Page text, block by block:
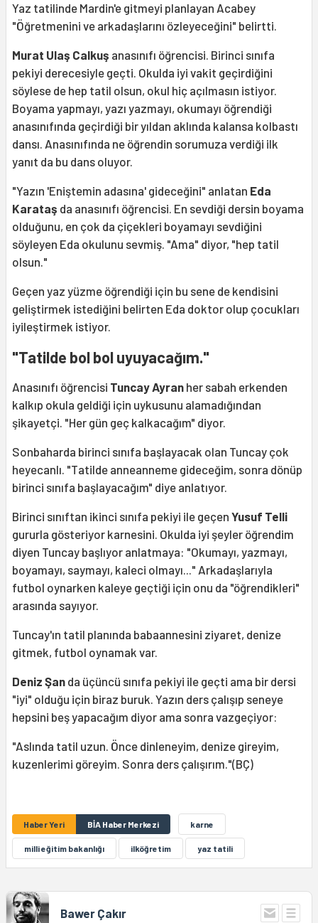
Yaz tatilinde Mardin'e gitmeyi planlayan Acabey
"Öğretmenini ve arkadaşlarını özleyeceğini" belirtti.
Murat Ulaş Calkuş anasınıfı öğrencisi. Birinci sınıfa
pekiyi derecesiyle geçti. Okulda iyi vakit geçirdiğini
söylese de hep tatil olsun, okul hiç açılmasın istiyor.
Boyama yapmayı, yazı yazmayı, okumayı öğrendiği
anasınıfında geçirdiği bir yıldan aklında kalansa kolbastı
dansı. Anasınıfında ne öğrendin sorumuza verdiği ilk
yanıt da bu dans oluyor.
"Yazın 'Eniştemin adasına' gideceğini" anlatan Eda
Karataş da anasınıfı öğrencisi. En sevdiği dersin boyama
olduğunu, en çok da çiçekleri boyamayı sevdiğini
söyleyen Eda okulunu sevmiş. "Ama" diyor, "hep tatil
olsun."
Geçen yaz yüzme öğrendiği için bu sene de kendisini
geliştirmek istediğini belirten Eda doktor olup çocukları
iyileştirmek istiyor.
"Tatilde bol bol uyuyacağım."
Anasınıfı öğrencisi Tuncay Ayran her sabah erkenden
kalkıp okula geldiği için uykusunu alamadığından
şikayetçi. "Her gün geç kalkacağım" diyor.
Sonbaharda birinci sınıfa başlayacak olan Tuncay çok
heyecanlı. "Tatilde anneanneme gideceğim, sonra dönüp
birinci sınıfa başlayacağım" diye anlatıyor.
Birinci sınıftan ikinci sınıfa pekiyi ile geçen Yusuf Telli
gururla gösteriyor karnesini. Okulda iyi şeyler öğrendim
diyen Tuncay başlıyor anlatmaya: "Okumayı, yazmayı,
boyamayı, saymayı, kaleci olmayı..." Arkadaşlarıyla
futbol oynarken kaleye geçtiği için onu da "öğrendikleri"
arasında sayıyor.
Tuncay'ın tatil planında babaannesini ziyaret, denize
gitmek, futbol oynamak var.
Deniz Şan da üçüncü sınıfa pekiyi ile geçti ama bir dersi
"iyi" olduğu için biraz buruk. Yazın ders çalışıp seneye
hepsini beş yapacağım diyor ama sonra vazgeçiyor:
"Aslında tatil uzun. Önce dinleneyim, denize gireyim,
kuzenlerimi göreyim. Sonra ders çalışırım."(BÇ)
Haber Yeri BİA Haber Merkezi karne
milli eğitim bakanlığı ilköğretim yaz tatili
Bawer Çakır